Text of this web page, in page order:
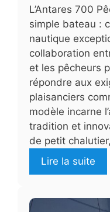
L’Antares 700
simple bateau :
nautique
collaboration
et les pêcheurs
répondre aux
plaisanciers
modèle incarne
tradition et
de petit
Lire la suite